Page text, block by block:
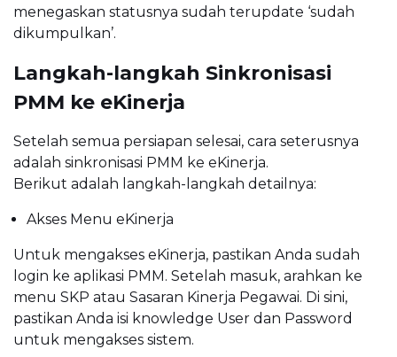
menegaskan statusnya sudah terupdate ‘sudah
dikumpulkan’.
Langkah-langkah Sinkronisasi
PMM ke eKinerja
Setelah semua persiapan selesai, cara seterusnya
adalah sinkronisasi PMM ke eKinerja.
Berikut adalah langkah-langkah detailnya:
Akses Menu eKinerja
Untuk mengakses eKinerja, pastikan Anda sudah
login ke aplikasi PMM. Setelah masuk, arahkan ke
menu SKP atau Sasaran Kinerja Pegawai. Di sini,
pastikan Anda isi knowledge User dan Password
untuk mengakses sistem.